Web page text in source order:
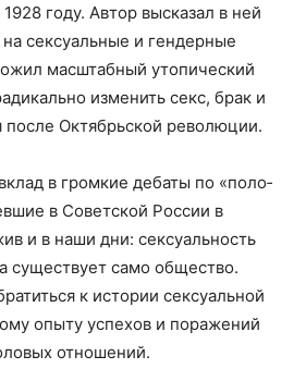
году. Автор выска­зал в ней
сек­су­аль­ные и ген­дер­ные
мас­штаб­ный уто­пи­че­ский
изме­нить секс, брак и
Октябрь­ской революции.
в гром­кие деба­ты по «поло­
в Совет­ской Рос­сии в
и в наши дни: сек­су­аль­ность
суще­ству­ет само обще­ство.
к исто­рии сек­су­аль­ной
опы­ту успе­хов и пора­же­ний
отношений.